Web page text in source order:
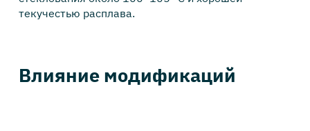
текучестью расплава.
Влияние модификаций